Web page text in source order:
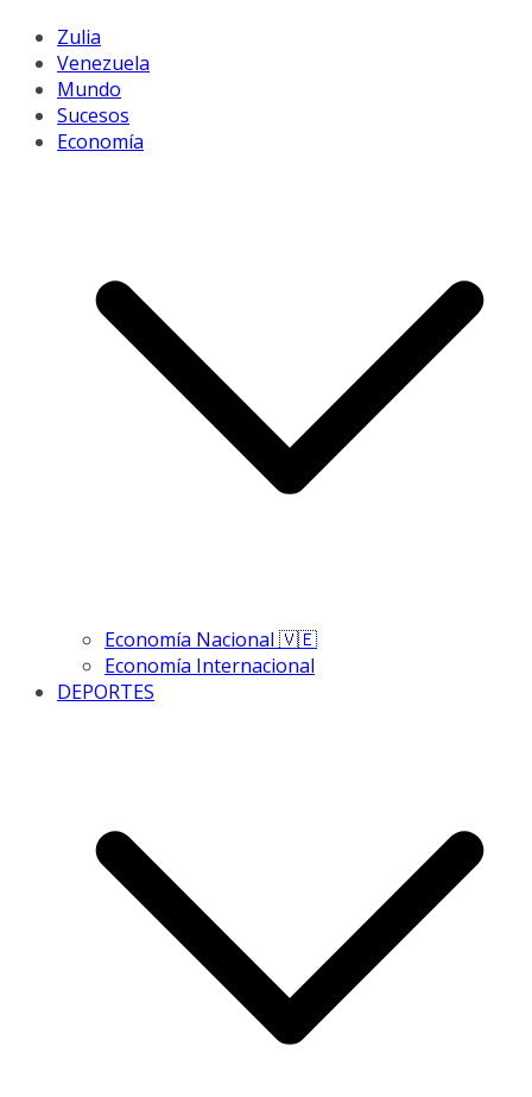
Zulia
Venezuela
Mundo
Sucesos
Economía
Economía Nacional 🇻🇪
Economía Internacional
DEPORTES